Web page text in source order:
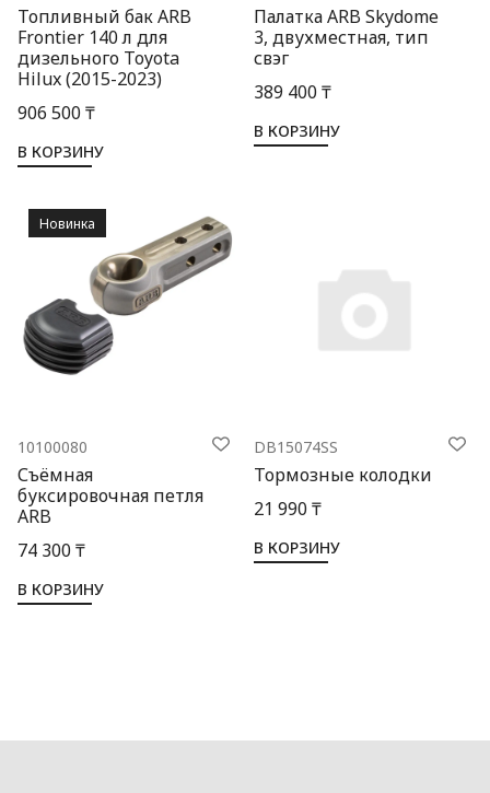
Топливный бак ARB
Frontier 140 л для
дизельного Toyota
Hilux (2015-2023)
906 500 ₸
В КОРЗИНУ
Палатка ARB Skydome
3, двухместная, тип
свэг
389 400 ₸
В КОРЗИНУ
10100080
Съёмная
буксировочная петля
ARB
74 300 ₸
В КОРЗИНУ
Новинка
DB15074SS
Тормозные колодки
21 990 ₸
В КОРЗИНУ